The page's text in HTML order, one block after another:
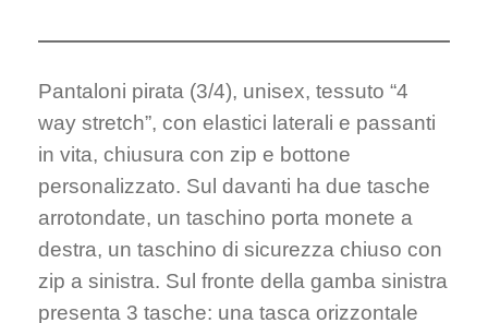
Pantaloni pirata (3/4), unisex, tessuto “4
way stretch”, con elastici laterali e passanti
in vita, chiusura con zip e bottone
personalizzato. Sul davanti ha due tasche
arrotondate, un taschino porta monete a
destra, un taschino di sicurezza chiuso con
zip a sinistra. Sul fronte della gamba sinistra
presenta 3 tasche: una tasca orizzontale